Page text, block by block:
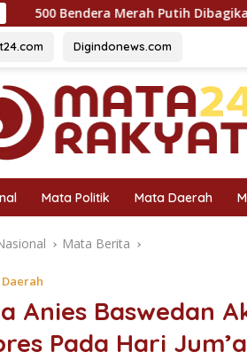
Putih Dibagikan untuk Semarakkan
Digindonews.com
Mata Politik Mata Daerah
Mata Berita
Anies Baswedan
Pada Hari